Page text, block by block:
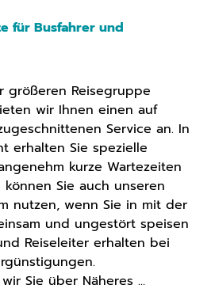
für Busfahrer und
größeren Reisegruppe
wir Ihnen einen auf
Service an. In
erhalten Sie spezielle
kurze Wartezeiten
Sie auch unseren
nutzen, wenn Sie in mit der
und ungestört speisen
Reiseleiter erhalten bei
Sie über Näheres ...